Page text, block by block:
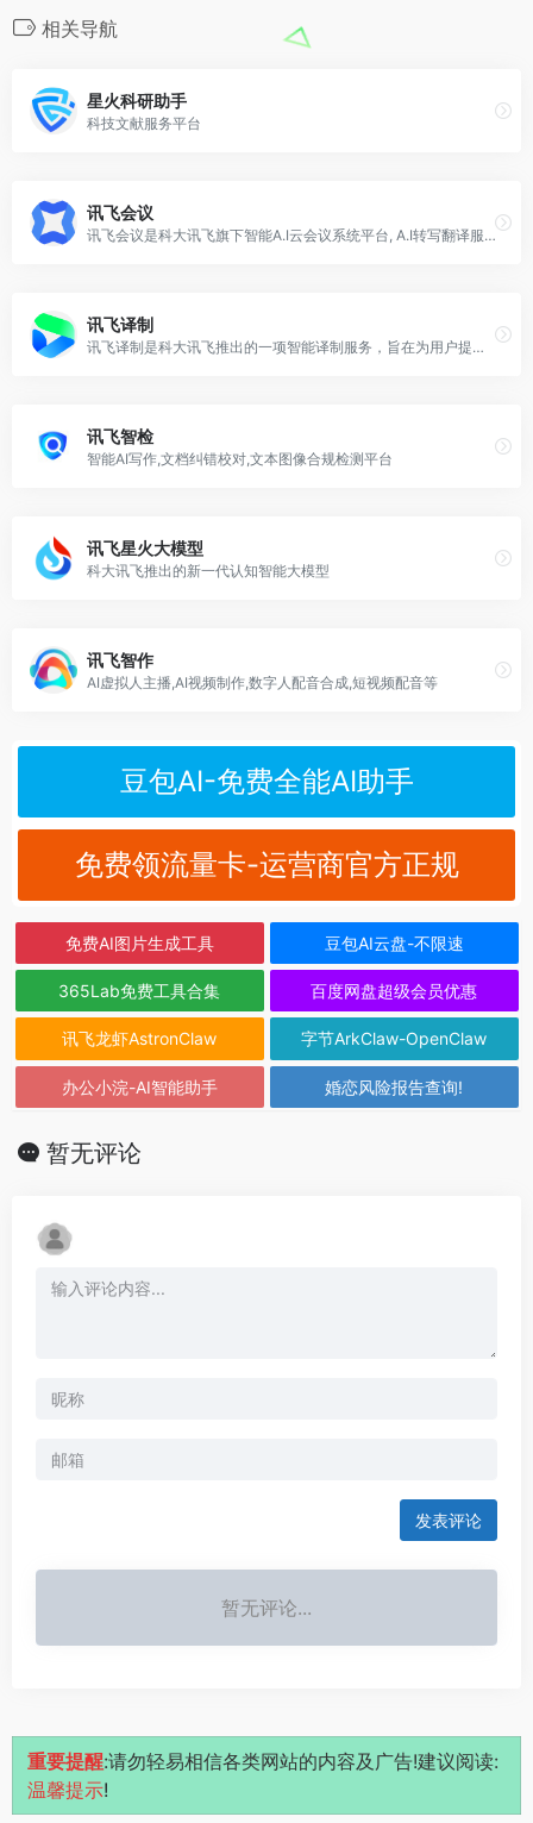
相关导航
星火科研助手
科技文献服务平台
讯飞会议
讯飞会议是科大讯飞旗下智能A.I云会议系统平台, A.I转写翻译服务，支持超过500方参会者，提供高清视频会议终端,网络视频会议软件,视频会议解决方案。
讯飞译制
讯飞译制是科大讯飞推出的一项智能译制服务，旨在为用户提供多语种音视频字幕生成翻译、译后配音以及自定义配音声音等服务。
讯飞智检
智能AI写作,文档纠错校对,文本图像合规检测平台
讯飞星火大模型
科大讯飞推出的新一代认知智能大模型
讯飞智作
AI虚拟人主播,AI视频制作,数字人配音合成,短视频配音等
豆包AI-免费全能AI助手
免费领流量卡-运营商官方正规
免费AI图片生成工具 豆包AI云盘-不限速
365Lab免费工具合集 百度网盘超级会员优惠
讯飞龙虾AstronClaw 字节ArkClaw-OpenClaw
办公小浣-AI智能助手 婚恋风险报告查询!
暂无评论
发表评论
暂无评论...
重要提醒:请勿轻易相信各类网站的内容及广告!建议阅读:
温馨提示!